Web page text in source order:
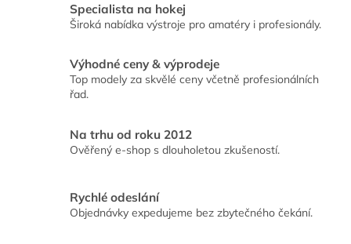
á
d
c
í
p
k
y
s
Specialista na hokej
Široká nabídka výstroje pro amatéry i profesionály.
Výhodné ceny & výprodeje
Top modely za skvělé ceny včetně profesionálních
řad.
Na trhu od roku 2012
Ověřený e-shop s dlouholetou zkušeností.
Rychlé odeslání
Objednávky expedujeme bez zbytečného čekání.